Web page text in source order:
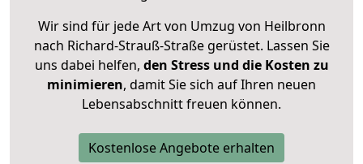
Wir sind für jede Art von Umzug von Heilbronn
nach Richard-Strauß-Straße gerüstet. Lassen Sie
uns dabei helfen, den Stress und die Kosten zu
minimieren, damit Sie sich auf Ihren neuen
Lebensabschnitt freuen können.
Kostenlose Angebote erhalten